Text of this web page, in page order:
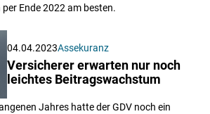
Ende 2022 am besten.
04.04.2023Assekuranz
Versicherer erwarten nur noch
leichtes Beitragswachstum
Jahres hatte der GDV noch ein